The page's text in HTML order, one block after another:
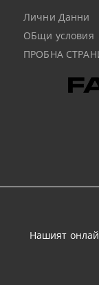
Лични Данни
ОБщи условия
ПРОБНА
Нашият